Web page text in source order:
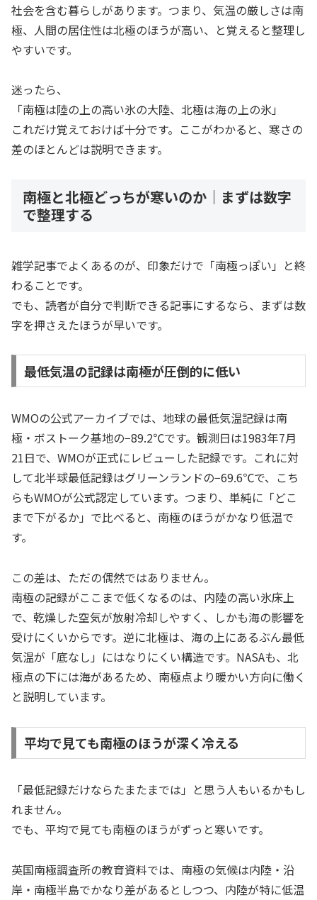
社会を含む暮らしがあります。つまり、気温の厳しさは南
極、人間の居住性は北極のほうが高い、と覚えると整理し
やすいです。
迷ったら、
「南極は陸の上の高い氷の大陸、北極は海の上の氷」
これだけ覚えておけば十分です。ここがわかると、寒さの
差のほとんどは説明できます。
南極と北極どっちが寒いのか｜まずは数字
で整理する
雑学記事でよくあるのが、印象だけで「南極っぽい」と終
わることです。
でも、読者が自分で判断できる記事にするなら、まずは数
字を押さえたほうが早いです。
最低気温の記録は南極が圧倒的に低い
WMOの公式アーカイブでは、地球の最低気温記録は南
極・ボストーク基地の−89.2℃です。観測日は1983年7月
21日で、WMOが正式にレビューした記録です。これに対
して北半球最低記録はグリーンランドの−69.6℃で、こち
らもWMOが公式認定しています。つまり、単純に「どこ
まで下がるか」で比べると、南極のほうがかなり低温で
す。
この差は、ただの偶然ではありません。
南極の記録がここまで低くなるのは、内陸の高い氷床上
で、乾燥した空気が放射冷却しやすく、しかも海の影響を
受けにくいからです。逆に北極は、海の上にあるぶん最低
気温が「底なし」にはなりにくい構造です。NASAも、北
極点の下には海があるため、南極点より暖かい方向に働く
と説明しています。
平均で見ても南極のほうが深く冷える
「最低記録だけならたまたまでは」と思う人もいるかもし
れません。
でも、平均で見ても南極のほうがずっと寒いです。
英国南極調査所の教育資料では、南極の気候は内陸・沿
岸・南極半島でかなり差があるとしつつ、内陸が特に低温